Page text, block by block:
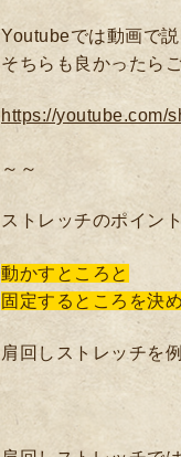
Youtubeでは動画で
そちらも良かったら
https://youtube.com/
～～
ストレッチのポイン
動かすところと
固定するところ を決
肩回しストレッチを